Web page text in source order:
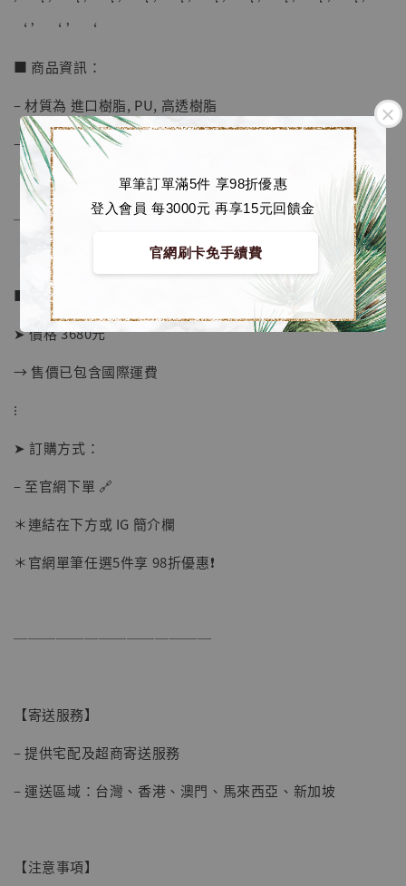
單筆訂單滿5件 享98折優惠
登入會員 每3000元 再享15元回饋金
官網刷卡免手續費
明紀念款 [奇蹟工作室]
NT$ 5,580
加入購物車
加購優惠【海賊王 布魯克達摩 [7STARS Studio]】
‘ ’ ‘ ’ ‘
■ 商品資訊：
– 材質為 進口樹脂, PU, 高透樹脂
– 高度約 22 cm
──────────────
■ 販售資訊：
➤ 價格 3680元
→ 售價已包含國際運費
⁝
➤ 訂購方式：
– 至官網下單 🔗
＊連結在下方或 IG 簡介欄
＊官網單筆任選5件享 98折優惠❗
──────────────
【寄送服務】
– 提供宅配及超商寄送服務
– 運送區域：台灣、香港、澳門、馬來西亞、新加坡
【注意事項】